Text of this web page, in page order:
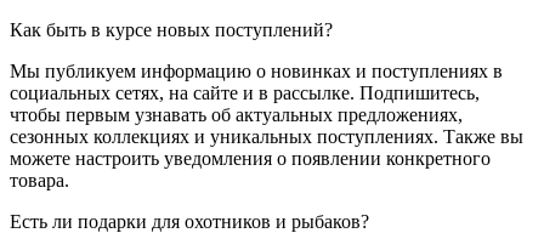
Как быть в курсе новых поступлений?
Мы публикуем информацию о новинках и поступлениях в
социальных сетях, на сайте и в рассылке. Подпишитесь,
чтобы первым узнавать об актуальных предложениях,
сезонных коллекциях и уникальных поступлениях. Также вы
можете настроить уведомления о появлении конкретного
товара.
Есть ли подарки для охотников и рыбаков?